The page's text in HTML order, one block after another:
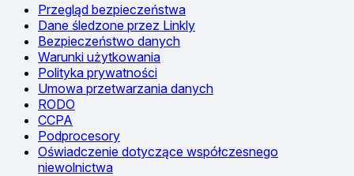
Przegląd bezpieczeństwa
Dane śledzone przez Linkly
Bezpieczeństwo danych
Warunki użytkowania
Polityka prywatności
Umowa przetwarzania danych
RODO
CCPA
Podprocesory
Oświadczenie dotyczące współczesnego
niewolnictwa